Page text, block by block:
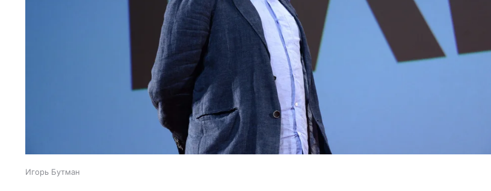
Игорь Бутман